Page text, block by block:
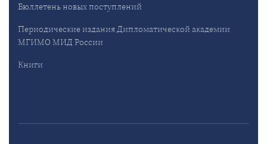
Бюллетень новых поступлений
Периодические издания Дипломатической академии
МГИМО МИД России
Книги